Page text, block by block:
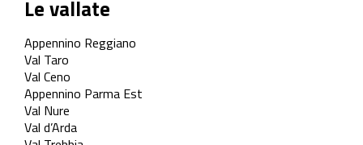
Le vallate
Appennino Reggiano
Val Taro
Val Ceno
Appennino Parma Est
Val Nure
Val d’Arda